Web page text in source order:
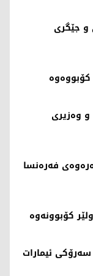
و جێگری
وەزیری
فەرەنسا
کۆبوونەوە
ئیمارات